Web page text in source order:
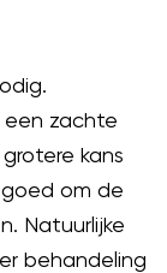
een zachte
kans
om de
Natuurlijke
behandeling